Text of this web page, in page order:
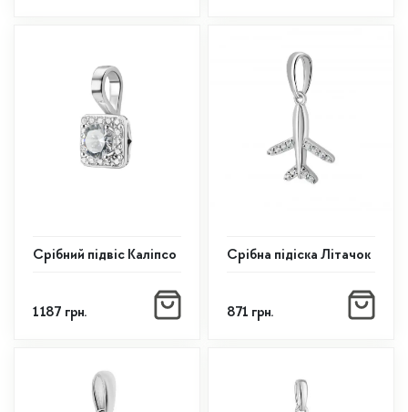
Срібний підвіс Каліпсо
1 187 грн.
Срібна підіска Літачок
871 грн.